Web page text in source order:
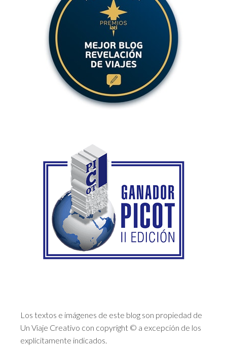
Los textos e imágenes de este blog son propiedad de
Un Viaje Creativo con copyright © a excepción de los
explícitamente indicados.